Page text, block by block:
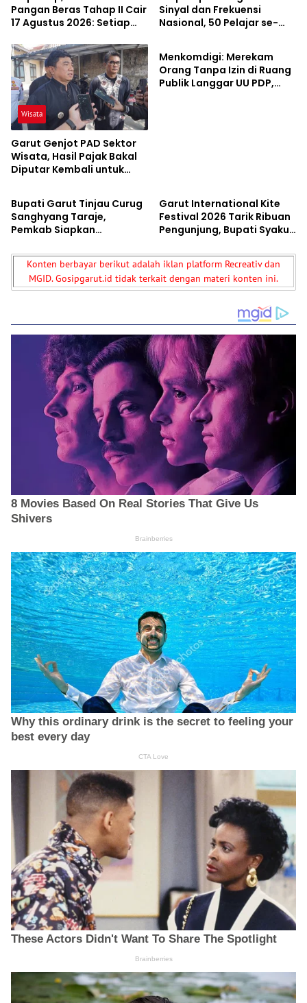
Pangan Beras Tahap II Cair
17 Agustus 2026: Setiap
Sinyal dan Frekuensi
Nasional, 50 Pelajar se-
Wisata
Garut Genjot PAD Sektor
Wisata, Hasil Pajak Bakal
Diputar Kembali untuk
Nasional
Menkomdigi: Merekam
Orang Tanpa Izin di Ruang
Publik Langgar UU PDP,
Wisata
Bupati Garut Tinjau Curug
Sanghyang Taraje,
Pemkab Siapkan
untuk Dongkrak Pariwisata
Garut International Kite
Festival 2026 Tarik Ribuan
Pengunjung, Bupati Syakur:
Konten berbayar berikut adalah iklan platform Recreativ dan
MGID. Gosipgarut.id tidak terkait dengan materi konten ini.